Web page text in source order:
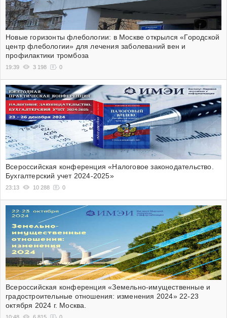
Новые горизонты флебологии: в Москве открылся «Городской
центр флебологии» для лечения заболеваний вен и
профилактики тромбоза
19:39 3 198 0
Всероссийская конференция «Налоговое законодательство.
Бухгалтерский учет 2024-2025»
23:13 10 288 0
Всероссийская конференция «Земельно-имущественные и
градостроительные отношения: изменения 2024» 22-23
октября 2024 г. Москва.